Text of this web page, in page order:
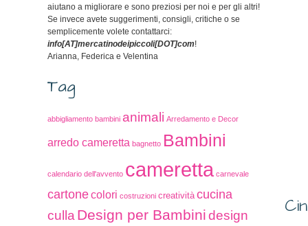
aiutano a migliorare e sono preziosi per noi e per gli altri!
Se invece avete suggerimenti, consigli, critiche o se
semplicemente volete contattarci:
info[AT]mercatinodeipiccoli[DOT]com!
Arianna, Federica e Velentina
Tag
abbigliamento bambini animali Arredamento e Decor
arredo cameretta bagnetto Bambini
calendario dell'avvento cameretta carnevale
cartonecolori costruzioni creatività cucina
culla Design per Bambinidesign